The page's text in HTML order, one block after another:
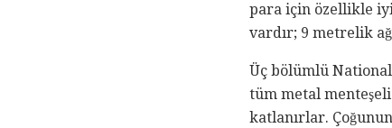
para için özellikle
vardır; 9 metrelik
Üç bölümlü
tüm metal menteşeli
katlanırlar.